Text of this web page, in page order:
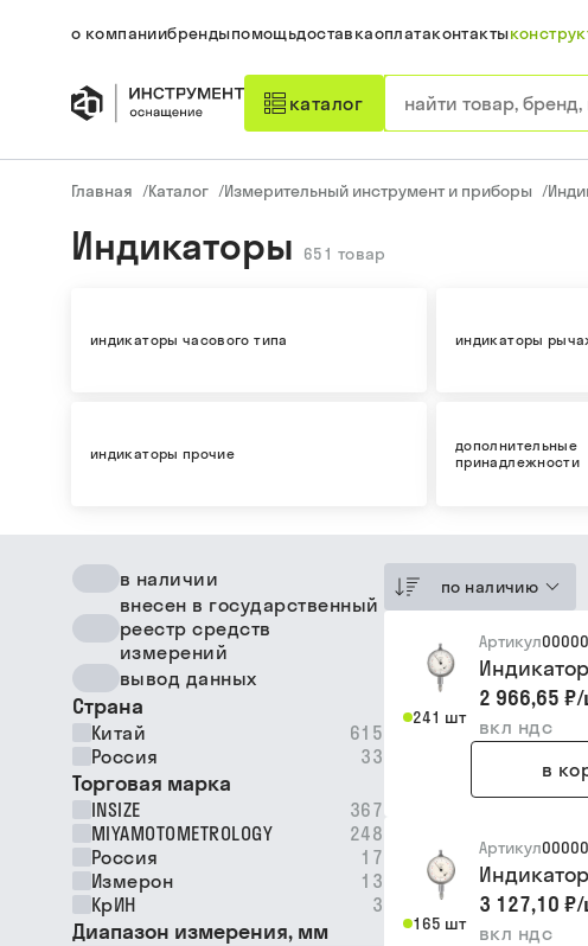
о компаниибрендыпомощьдоставкаоплатаконтакты
каталог
Главная /Каталог /Измерительный инструмент и приборы /
Индикаторы 651 товар
индикаторы часового типа индикаторы
индикаторы прочие
дополнительные
принадлежности
в наличии
внесен в государственный
реестр средств
измерений
вывод данных
Страна
Китай
615
Россия
33
Торговая марка
INSIZE
367
MIYAMOTOMETROLOGY
248
Россия
17
Измерон
13
КрИН
3
Диапазон измерения, мм
по наличию
241 шт
Артикул
2 966,65 ₽/
вкл ндс
в
165 шт
Артикул
3 127,10 ₽/
вкл ндс